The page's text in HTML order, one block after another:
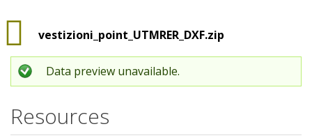
vestizioni_point_UTMRER_DXF.zip
Data preview unavailable.
Resources